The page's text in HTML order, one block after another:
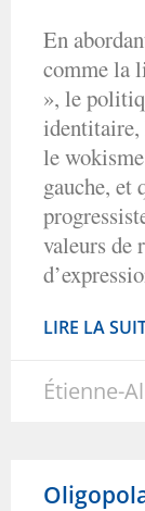
En
comme la
», le
identitaire,
le
gauche, et
valeurs de
LIRE LA
Étienne-